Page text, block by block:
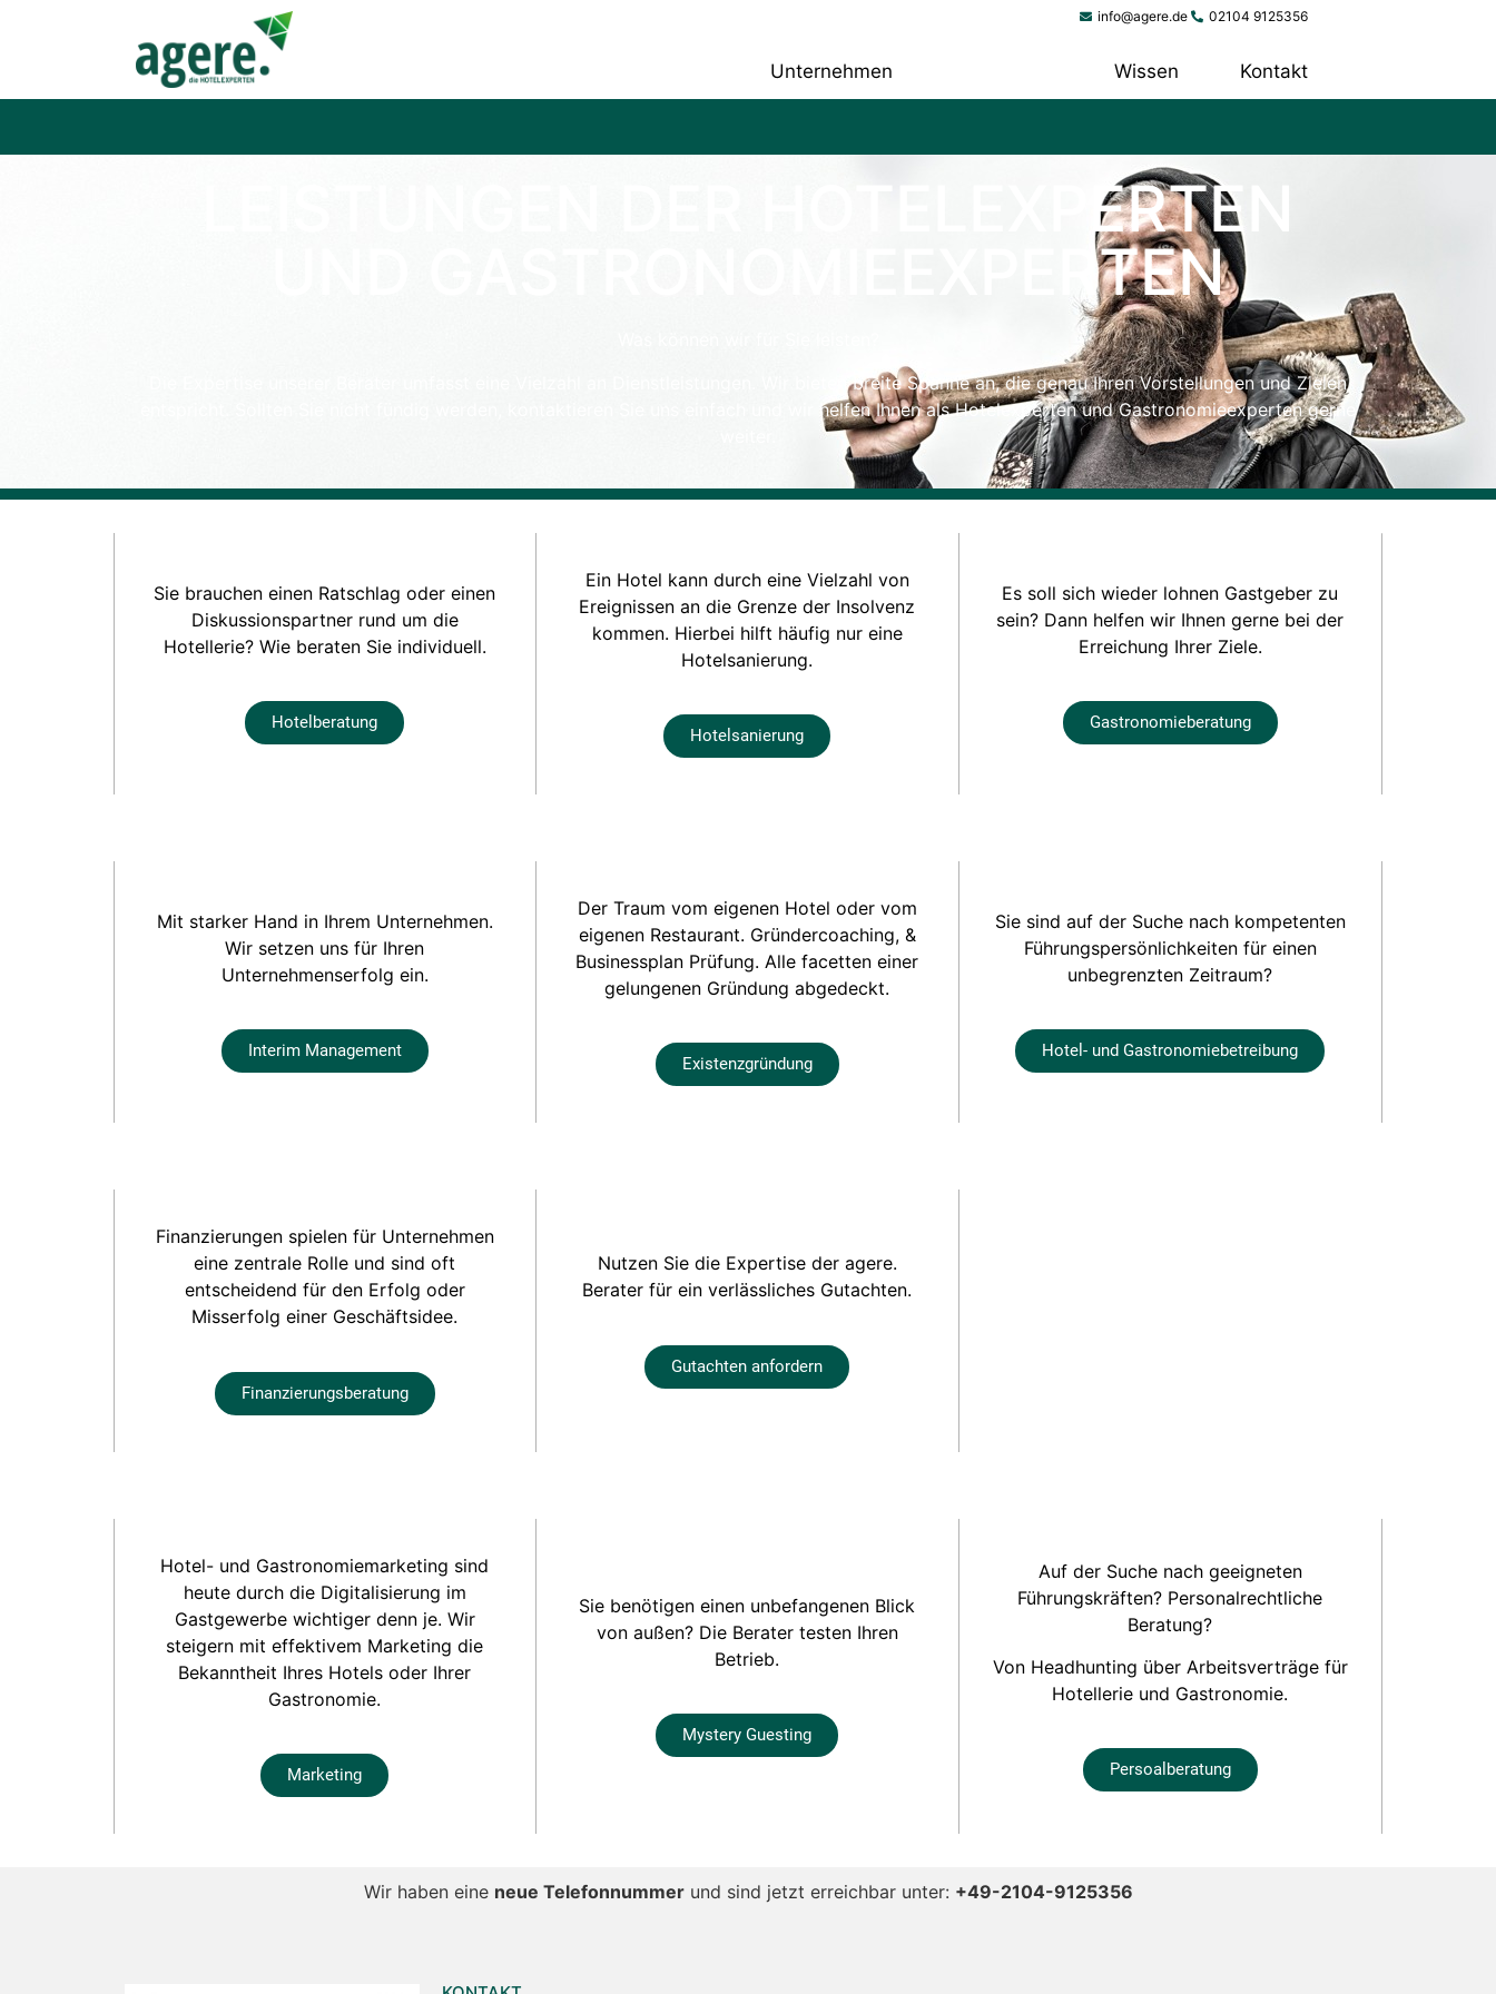
info@agere.de 02104 9125356
Unternehmen Wissen Kontakt
LEISTUNGEN DER HOTELEXPERTEN
UND GASTRONOMIEEXPERTEN
Die Expertise unserer Berater umfasst eine Vielzahl an Dienstleistungen. Wir bieten breite Spanne an, die genau Ihren Vorstellungen und Zielen
entspricht. Sollten Sie nicht fündig werden, kontaktieren Sie uns einfach und wir helfen Ihnen als Hotelexperten und Gastronomieexperten gerne
Sie brauchen einen Ratschlag oder einen
Diskussionspartner rund um die
Hotellerie? Wie beraten Sie individuell.
Hotelberatung
Ein Hotel kann durch eine Vielzahl von
Ereignissen an die Grenze der Insolvenz
kommen. Hierbei hilft häufig nur eine
Hotelsanierung.
Hotelsanierung
Es soll sich wieder lohnen Gastgeber zu
sein? Dann helfen wir Ihnen gerne bei der
Erreichung Ihrer Ziele.
Gastronomieberatung
Mit starker Hand in Ihrem Unternehmen.
Wir setzen uns für Ihren
Unternehmenserfolg ein.
Interim Management
Der Traum vom eigenen Hotel oder vom
eigenen Restaurant. Gründercoaching, &
Businessplan Prüfung. Alle facetten einer
gelungenen Gründung abgedeckt.
Existenzgründung
Sie sind auf der Suche nach kompetenten
Führungspersönlichkeiten für einen
unbegrenzten Zeitraum?
Hotel- und Gastronomiebetreibung
Finanzierungen spielen für Unternehmen
eine zentrale Rolle und sind oft
entscheidend für den Erfolg oder
Misserfolg einer Geschäftsidee.
Finanzierungsberatung
Nutzen Sie die Expertise der agere.
Berater für ein verlässliches Gutachten.
Gutachten anfordern
Hotel- und Gastronomiemarketing sind
heute durch die Digitalisierung im
Gastgewerbe wichtiger denn je. Wir
steigern mit effektivem Marketing die
Bekanntheit Ihres Hotels oder Ihrer
Gastronomie.
Marketing
Sie benötigen einen unbefangenen Blick
von außen? Die Berater testen Ihren
Betrieb.
Mystery Guesting
Auf der Suche nach geeigneten
Führungskräften? Personalrechtliche
Beratung?
Von Headhunting über Arbeitsverträge für
Hotellerie und Gastronomie.
Persoalberatung
Wir haben eine neue Telefonnummerund sind jetzt erreichbar unter: +49-2104-9125356